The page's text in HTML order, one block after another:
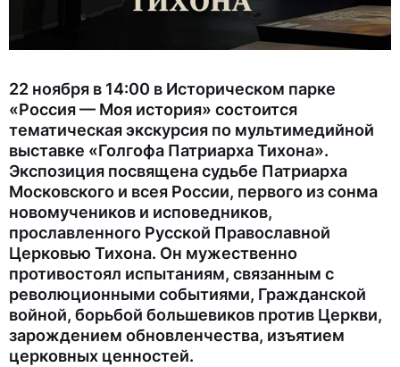
22 ноября в 14:00 в Историческом парке
«Россия — Моя история» состоится
тематическая экскурсия по мультимедийной
выставке «Голгофа Патриарха Тихона».
Экспозиция посвящена судьбе Патриарха
Московского и всея России, первого из сонма
новомучеников и исповедников,
прославленного Русской Православной
Церковью Тихона. Он мужественно
противостоял испытаниям, связанным с
революционными событиями, Гражданской
войной, борьбой большевиков против Церкви,
зарождением обновленчества, изъятием
церковных ценностей.